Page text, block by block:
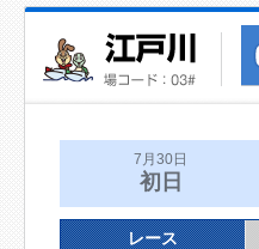
7月30日
初日
レース